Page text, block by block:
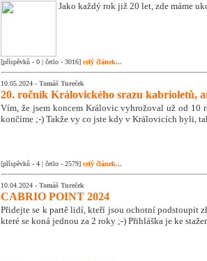
Jako každý rok již 20 let, zde máme
[příspěvků - 0 | četlo - 3016] celý článek...
10.05.2024 - Tomáš Tureček
20. ročník Královického srazu kabrioletů,
Vím, že jsem koncem Královic vyhrožoval už od 10
končíme ;-) Takže vy co jste kdy v Královicích byli,
[příspěvků - 4 | četlo - 2579] celý článek...
10.04.2024 - Tomáš Tureček
CABRIO POINT 2024
Přidejte se k partě lidí, kteří jsou ochotní podstoupit
které se koná jednou za 2 roky ;-) Přihláška je ke